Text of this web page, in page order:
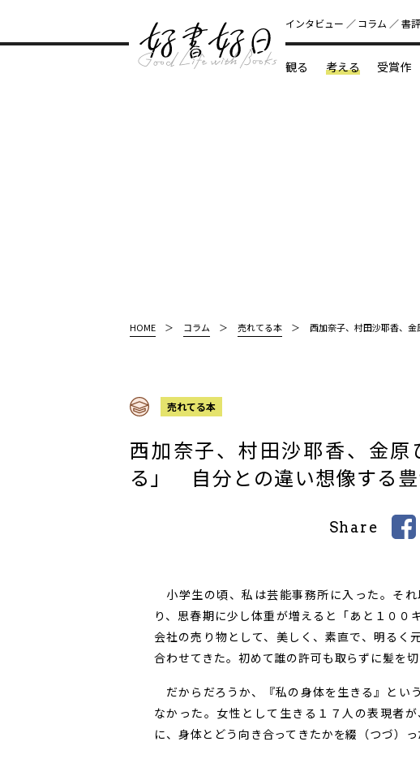
インタビュー コラム 書評
観る 考える 受賞作
HOME コラム 売れてる本 西加奈子、村田沙耶香、
売れてる本
西加奈子、村田沙耶香、金
る」 自分との違い想像する豊
Share
小学生の頃、私は芸能事務所に入った。そ
り、思春期に少し体重が増えると「あと１００
会社の売り物として、美しく、素直で、明るく
合わせてきた。初めて誰の許可も取らずに髪を切
だからだろうか、『私の身体を生きる』とい
なかった。女性として生きる１７人の表現者
に、身体とどう向き合ってきたかを綴（つづ）っ